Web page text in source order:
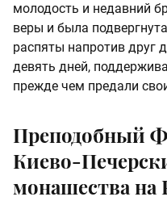
молодость и недавний
веры и была
распяты напротив друг
девять дней,
прежде чем предали
Преподобный
Киево-
монашества на